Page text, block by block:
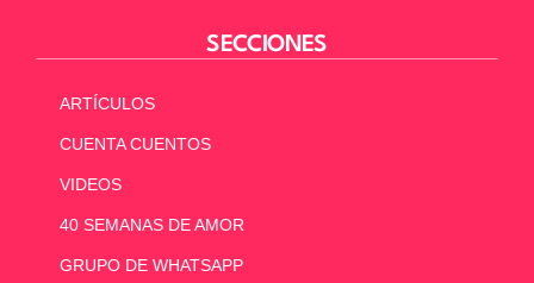
SECCIONES
ARTÍCULOS
CUENTA CUENTOS
VIDEOS
40 SEMANAS DE AMOR
GRUPO DE WHATSAPP